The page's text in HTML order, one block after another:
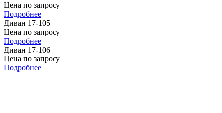
Цена по запросу
Подробнее
Диван 17-105
Цена по запросу
Подробнее
Диван 17-106
Цена по запросу
Подробнее